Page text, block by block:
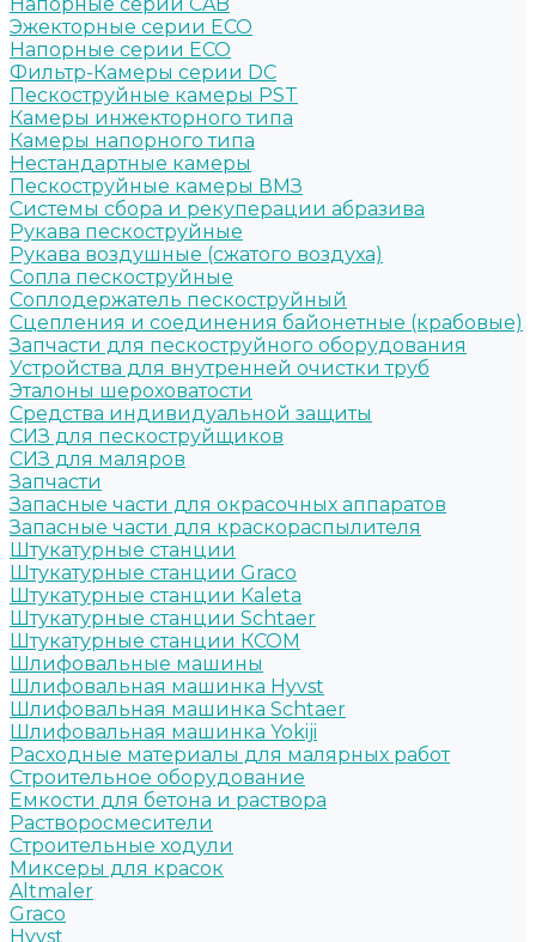
Эжекторные серии ECO
Напорные серии ECO
Фильтр-Камеры серии DC
Пескоструйные камеры PST
Камеры инжекторного типа
Камеры напорного типа
Нестандартные камеры
Пескоструйные камеры ВМЗ
Системы сбора и рекуперации абразива
Рукава пескоструйные
Рукава воздушные (сжатого воздуха)
Сопла пескоструйные
Соплодержатель пескоструйный
Сцепления и соединения байонетные (крабовые)
Запчасти для пескоструйного оборудования
Устройства для внутренней очистки труб
Эталоны шероховатости
Средства индивидуальной защиты
СИЗ для пескоструйщиков
СИЗ для маляров
Запчасти
Запасные части для окрасочных аппаратов
Запасные части для краскораспылителя
Штукатурные станции
Штукатурные станции Graco
Штукатурные станции Kaleta
Штукатурные станции Schtaer
Штукатурные станции КСОМ
Шлифовальные машины
Шлифовальная машинка Hyvst
Шлифовальная машинка Schtaer
Шлифовальная машинка Yokiji
Расходные материалы для малярных работ
Строительное оборудование
Емкости для бетона и раствора
Растворосмесители
Строительные ходули
Миксеры для красок
Altmaler
Graco
Hyvst